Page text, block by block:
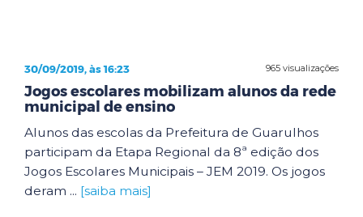
965 visualizações
30/09/2019, às 16:23
Jogos escolares mobilizam alunos da rede
municipal de ensino
Alunos das escolas da Prefeitura de Guarulhos
participam da Etapa Regional da 8ª edição dos
Jogos Escolares Municipais – JEM 2019. Os jogos
deram ... [saiba mais]